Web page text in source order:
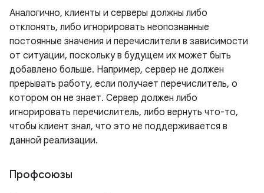
Аналогично, клиенты и серверы должны либо
отклонять, либо игнорировать неопознанные
постоянные значения и перечислители в зависимости
от ситуации, поскольку в будущем их может быть
добавлено больше. Например, сервер не должен
прерывать работу, если получает перечислитель, о
котором он не знает. Сервер должен либо
игнорировать перечислитель, либо вернуть что-то,
чтобы клиент знал, что это не поддерживается в
данной реализации.
Профсоюзы